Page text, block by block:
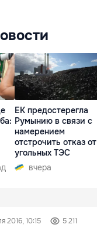
ЕК предостерегла
Румынию в связи с
намерением
отстрочить отказ от
угольных ТЭС
вчера
2016, 10:15 5 211